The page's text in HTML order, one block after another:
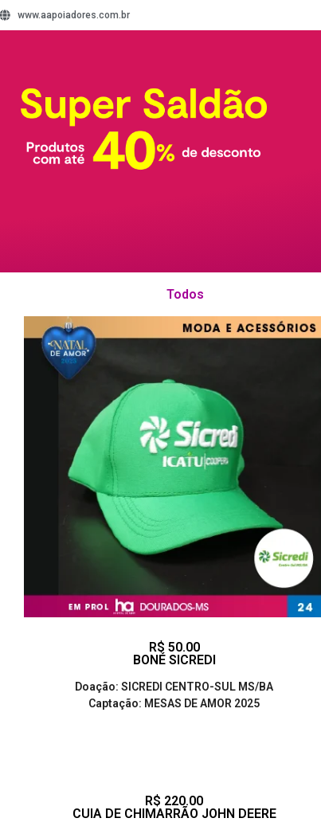
www.aapoiadores.com.br
Todos
R$ 50.00
BONÉ SICREDI
Doação: SICREDI CENTRO-SUL MS/BA
Captação: MESAS DE AMOR 2025
R$ 220.00
CUIA DE CHIMARRÃO JOHN DEERE